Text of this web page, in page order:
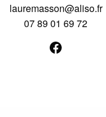
lauremasson@aliso.fr
07 89 01 69 72
Facebook